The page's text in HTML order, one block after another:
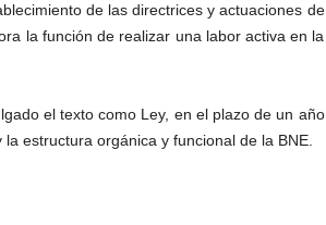
de las directrices y actuaciones de
la función de realizar una labor activa en la
el texto como Ley, en el plazo de un año
estructura orgánica y funcional de la BNE.